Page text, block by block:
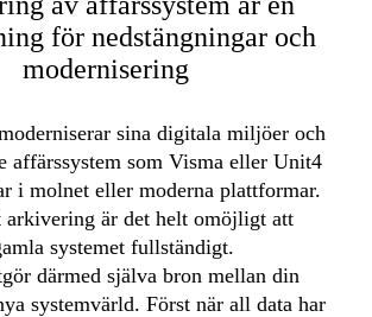
för nedstängningar och
modernisering
sina digitala miljöer och
affärssystem som Visma eller Unit4
i molnet eller moderna plattformar.
arkivering är det helt omöjligt att
systemet fullständigt.
därmed själva bron mellan din
systemvärld. Först när all data har